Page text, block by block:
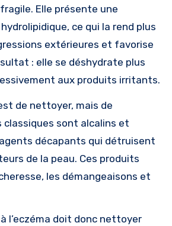
Elle présente une
ce qui la rend plus
extérieures et favorise
: elle se déshydrate plus
aux produits irritants.
de nettoyer, mais de
classiques sont alcalins et
décapants qui détruisent
de la peau. Ces produits
les démangeaisons et
l’eczéma doit donc nettoyer